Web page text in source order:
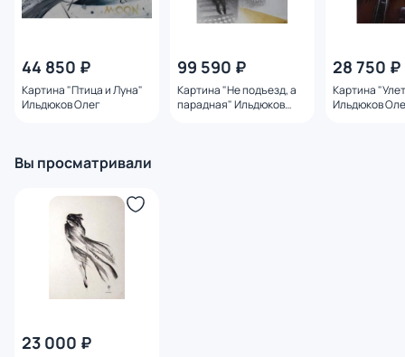
44 850 ₽
Картина "Птица и Луна"
Ильдюков Олег
99 590 ₽
Картина "Не подъезд, а
парадная" Ильдюков
28 750 ₽
Картина
Ильдюков
Вы просматривали
23 000 ₽